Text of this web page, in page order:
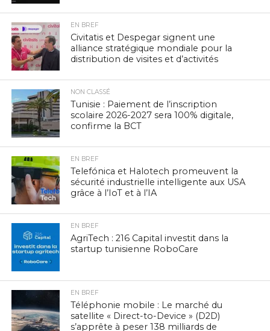
EN BREF
Civitatis et Despegar signent une
alliance stratégique mondiale pour la
distribution de visites et d’activités
NON CLASSÉ
Tunisie : Paiement de l’inscription
scolaire 2026-2027 sera 100% digitale,
confirme la BCT
EN BREF
Telefónica et Halotech promeuvent la
sécurité industrielle intelligente aux USA
grâce à l’IoT et à l’IA
EN BREF
AgriTech : 216 Capital investit dans la
startup tunisienne RoboCare
EN BREF
Téléphonie mobile : Le marché du
satellite « Direct-to-Device » (D2D)
s’apprête à peser 138 milliards de